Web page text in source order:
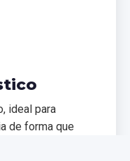
ideal para
de forma que